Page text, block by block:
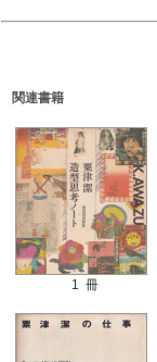
関連書籍
1 冊